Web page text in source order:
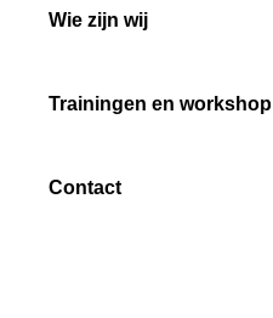
Wie zijn wij
Trainingen en workshop
Contact